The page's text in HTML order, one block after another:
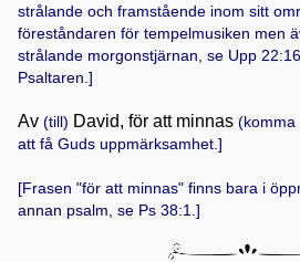
strålande och framstående inom sitt
föreståndaren för tempelmusiken men
strålande morgonstjärnan, se Upp 22:16
Psaltaren.]
Av (till) David, för att minnas (komma
att få Guds uppmärksamhet.]
[Frasen "för att minnas" finns bara i
annan psalm, se Ps 38:1.]